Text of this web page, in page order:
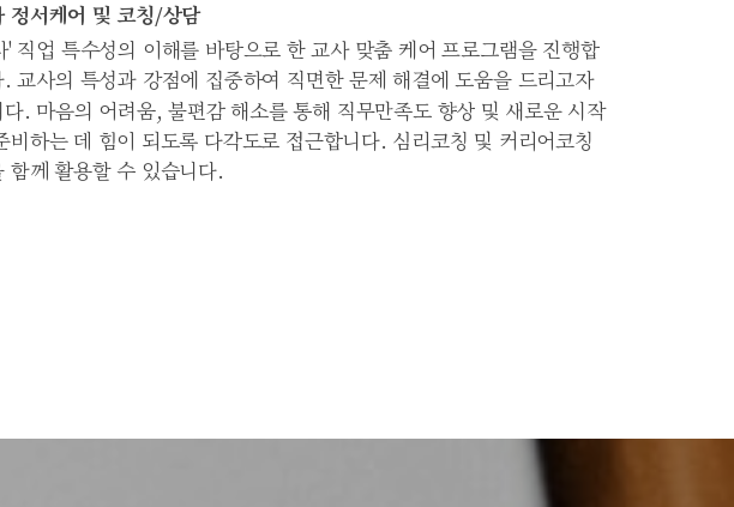
정서케어 및 코칭/상담
' 직업 특수성의 이해를 바탕으로 한 교사 맞춤 케어 프로그램을 진행합
. 교사의 특성과 강점에 집중하여 직면한 문제 해결에 도움을 드리고자
다. 마음의 어려움, 불편감 해소를 통해 직무만족도 향상 및 새로운 시작
비하는 데 힘이 되도록 다각도로 접근합니다. 심리코칭 및 커리어코칭
함께 활용할 수 있습니다.